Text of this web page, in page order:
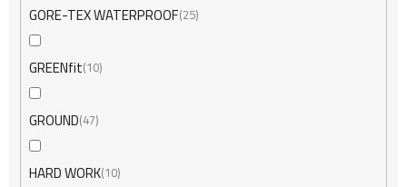
GORE-TEX WATERPROOF 25
GREENfit 10
GROUND 47
HARD WORK 10